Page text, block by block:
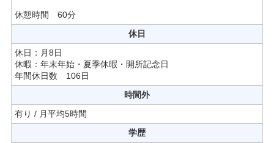
休憩時間 60分
休日
休日：月8日
休暇：年末年始・夏季休暇・開所記念日
年間休日数 106日
時間外
有り / 月平均5時間
学歴